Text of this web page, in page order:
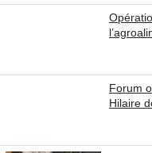
Forum
Hilaire